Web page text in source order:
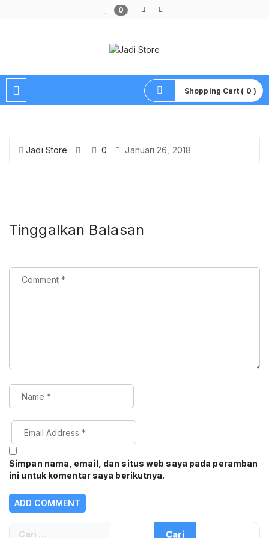
0
Shopping Cart ( 0 )
Jadi Store 0 Januari 26, 2018
Tinggalkan Balasan
Simpan nama, email, dan situs web saya pada peramban
ini untuk komentar saya berikutnya.
Cari